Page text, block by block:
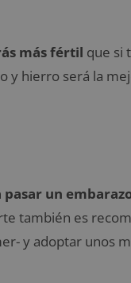
más fértil que si
y hierro será la
un
también es
y adoptar unos